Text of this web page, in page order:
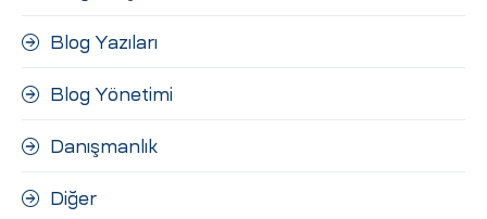
Blog Yazıları
Blog Yönetimi
Danışmanlık
Diğer